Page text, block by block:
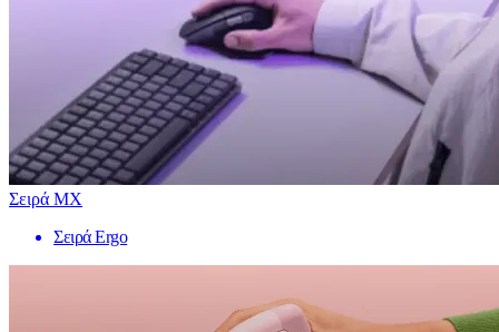
Σειρά MX
Σειρά Ergo